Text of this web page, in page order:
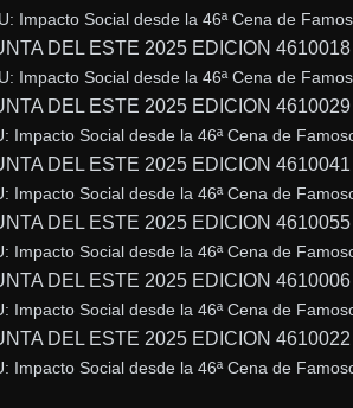
Impacto Social desde la 46ª Cena de
Impacto Social desde la 46ª Cena de
Impacto Social desde la 46ª Cena de
Impacto Social desde la 46ª Cena de
Impacto Social desde la 46ª Cena de
Impacto Social desde la 46ª Cena de
Impacto Social desde la 46ª Cena de